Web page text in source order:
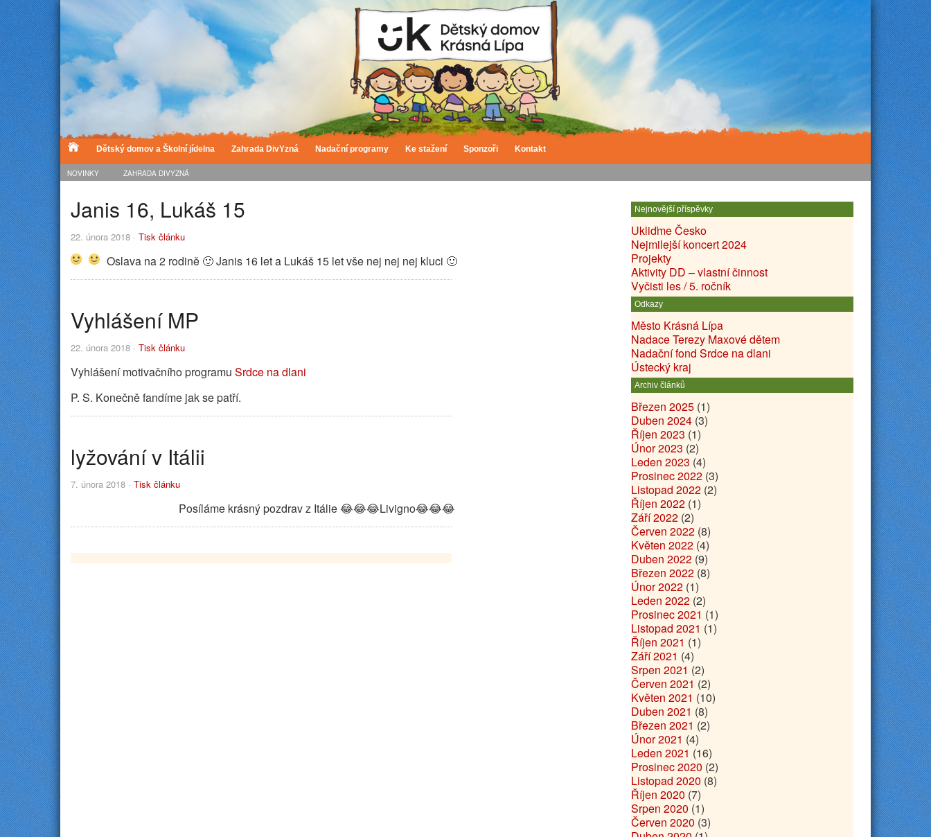
Dětský domov a Školní jídelna Zahrada DivYzná Nadační programy Ke stažení Sponzoři Kontakt
NOVINKY ZAHRADA DIVYZNÁ
Janis 16, Lukáš 15
22. února 2018 · Tisk článku
Oslava na 2 rodině 🙂Janis 16 let a Lukáš 15 let vše nej nej nej kluci 🙂
Vyhlášení MP
22. února 2018 · Tisk článku
Vyhlášení motivačního programu Srdce na dlani
P. S. Konečně fandíme jak se patří.
lyžování v Itálii
7. února 2018 · Tisk článku
Posíláme krásný pozdrav z Itálie😂😂😂Livigno😂😂😂
Nejnovější příspěvky
Ukliďme Česko
Nejmilejší koncert 2024
Projekty
Aktivity DD – vlastní činnost
Vyčisti les / 5. ročník
Odkazy
Město Krásná Lípa
Nadace Terezy Maxové dětem
Nadační fond Srdce na dlani
Ústecký kraj
Archiv článků
Březen 2025 (1)
Duben 2024 (3)
Říjen 2023 (1)
Únor 2023 (2)
Leden 2023 (4)
Prosinec 2022 (3)
Listopad 2022 (2)
Říjen 2022 (1)
Září 2022 (2)
Červen 2022 (8)
Květen 2022 (4)
Duben 2022 (9)
Březen 2022 (8)
Únor 2022 (1)
Leden 2022 (2)
Prosinec 2021 (1)
Listopad 2021 (1)
Říjen 2021 (1)
Září 2021 (4)
Srpen 2021 (2)
Červen 2021 (2)
Květen 2021 (10)
Duben 2021 (8)
Březen 2021 (2)
Únor 2021 (4)
Leden 2021 (16)
Prosinec 2020 (2)
Listopad 2020 (8)
Říjen 2020 (7)
Srpen 2020 (1)
Červen 2020 (3)